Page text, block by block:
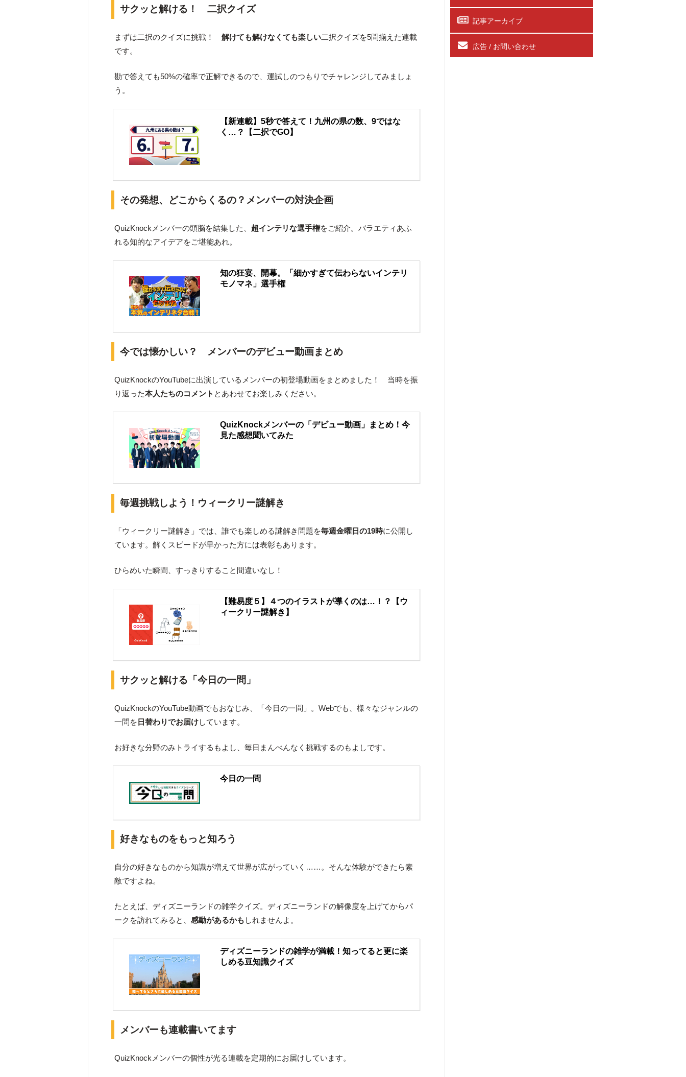
サクッと解ける！ 二択クイズ
まずは二択のクイズに挑戦！解けても解けなくても楽しい二択クイズを5問揃えた連載
です。
勘で答えても50%の確率で正解できるので、運試しのつもりでチャレンジしてみましょ
う。
【新連載】5秒で答えて！九州の県の数、9ではな
く…？【二択でGO】
その発想、どこからくるの？メンバーの対決企画
QuizKnockメンバーの頭脳を結集した、 超インテリな選手権をご紹介。バラエティあふ
れる知的なアイデアをご堪能あれ。
知の狂宴、開幕。「細かすぎて伝わらないインテリ
モノマネ」選手権
今では懐かしい？ メンバーのデビュー動画まとめ
QuizKnockのYouTubeに出演しているメンバーの初登場動画をまとめました！ 当時を振
り返った本人たちのコメント とあわせてお楽しみください。
QuizKnockメンバーの「デビュー動画」まとめ！今
見た感想聞いてみた
毎週挑戦しよう！ウィークリー謎解き
「ウィークリー謎解き」では、誰でも楽しめる謎解き問題を毎週金曜日の19時に公開し
ています。解くスピードが早かった方には表彰もあります。
ひらめいた瞬間、すっきりすること間違いなし！
【難易度５】４つのイラストが導くのは…！？【ウ
ィークリー謎解き】
サクッと解ける「今日の一問」
QuizKnockのYouTube動画でもおなじみ、「今日の一問」。Webでも、様々なジャンルの
一問を 日替わりでお届けしています。
お好きな分野のみトライするもよし、毎日まんべんなく挑戦するのもよしです。
今日の一問
好きなものをもっと知ろう
自分の好きなものから知識が増えて世界が広がっていく……。そんな体験ができたら素
敵ですよね。
たとえば、ディズニーランドの雑学クイズ。ディズニーランドの解像度を上げてからパ
ークを訪れてみると、感動があるかも しれませんよ。
ディズニーランドの雑学が満載！知ってると更に楽
しめる豆知識クイズ
メンバーも連載書いてます
QuizKnockメンバーの個性が光る連載を定期的にお届けしています。
記事アーカイブ
広告 / お問い合わせ